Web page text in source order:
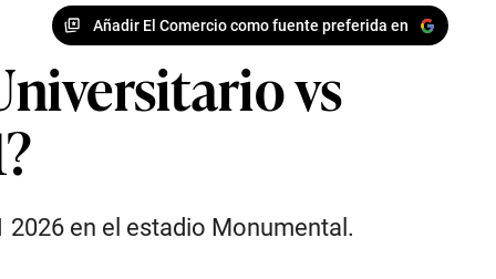
Añadir El Comercio como fuente preferida en
vs
2026 en el estadio Monumental.